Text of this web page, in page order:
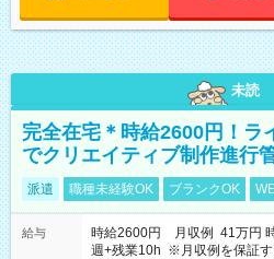
未読
完全在宅＊時給2600円！ラ
でクリエイティブ制作進行
派遣 職種未経験OK ブランクOK
給与
時給2600円 月収例 41万円
週+残業10h ※月収例を保証